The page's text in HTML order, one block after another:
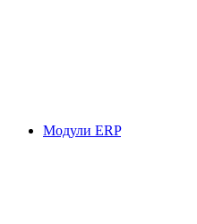
Модули ERP